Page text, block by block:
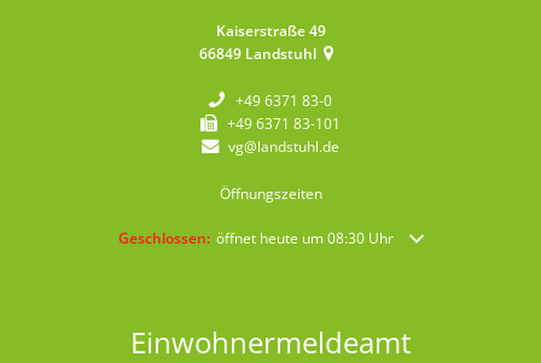
Kaiserstraße 49
66849 Landstuhl
+49 6371 83-0
+49 6371 83-101
vg@landstuhl.de
Öffnungszeiten
Klicken, um weitere Öffnungs- oder Schließzeiten
Geschlossen: öffnet heute um 08:30 Uhr
Einwohnermeldeamt